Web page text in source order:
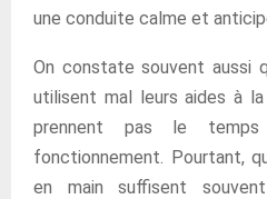
une conduite calme et
On constate souvent aussi
utilisent mal leurs aides à
prennent pas le
fonctionnement. Pourtant,
en main suffisent